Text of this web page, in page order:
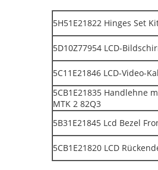
5H51E21822 Hinges Set
5D10Z77954 LCD-
5C11E21846 LCD-Video-
5CB1E21835 Handlehne
MTK 2 82Q3
5B31E21845 Lcd Bezel
5CB1E21820 LCD